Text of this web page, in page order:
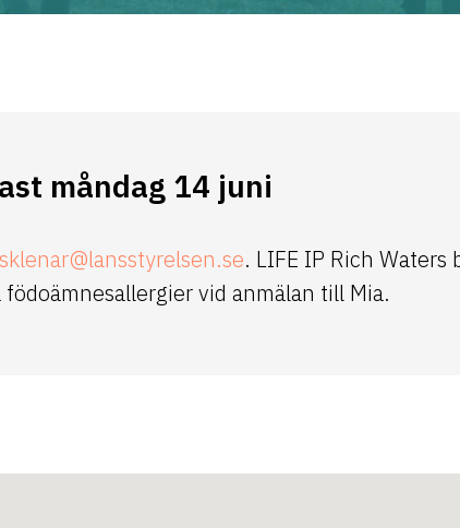
måndag 14 juni
. LIFE IP Rich Waters
vid anmälan till Mia.